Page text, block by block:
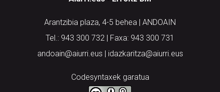
Arantzibia plaza, 4-5 behea | ANDOAIN
Tel.: 943 300 732 | Faxa: 943 300 731
andoain@aiurri.eus | idazkaritza@aiurri.eus
Codesyntaxek garatua